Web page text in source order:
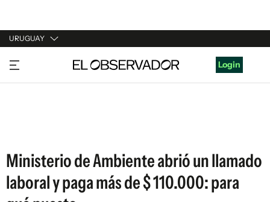
URUGUAY
URUGUAY
ARGENTINA
Login
Ministerio de Ambiente abrió un llamado
laboral y paga más de $ 110.000: para